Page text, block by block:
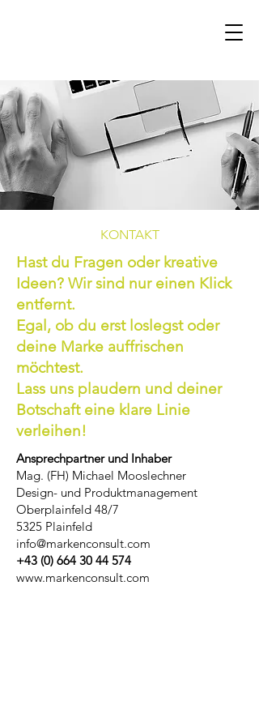
KONTAKT
Hast du Fragen oder kreative
Ideen? Wir sind nur einen Klick
entfernt.
Egal, ob du erst loslegst oder
deine Marke auffrischen
möchtest.
Lass uns plaudern und deiner
Botschaft eine klare Linie
verleihen!
Ansprechpartner und Inhaber
Mag. (FH) Michael Mooslechner
Design- und Produktmanagement
Oberplainfeld 48/7
5325 Plainfeld
info@markenconsult.com
+43 (0) 664 30 44 574
www.markenconsult.com